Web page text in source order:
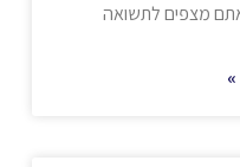
מצפים לתשואה